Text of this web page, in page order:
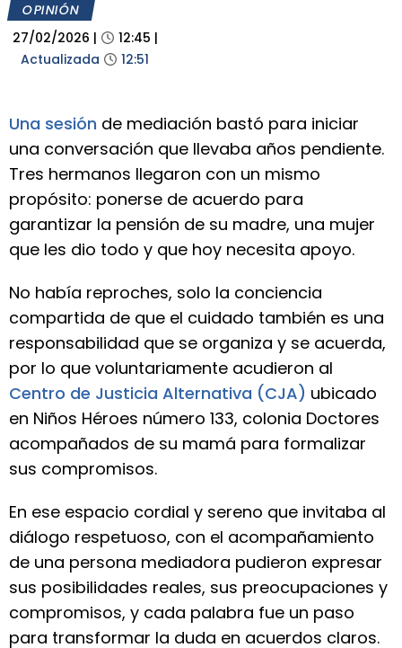
OPINIÓN
27/02/2026 | 12:45 |
Actualizada
12:51
Una sesión de mediación bastó para iniciar
una conversación que llevaba años pendiente.
Tres hermanos llegaron con un mismo
propósito: ponerse de acuerdo para
garantizar la pensión de su madre, una mujer
que les dio todo y que hoy necesita apoyo.
No había reproches, solo la conciencia
compartida de que el cuidado también es una
responsabilidad que se organiza y se acuerda,
por lo que voluntariamente acudieron al
Centro de Justicia Alternativa (CJA) ubicado
en Niños Héroes número 133, colonia Doctores
acompañados de su mamá para formalizar
sus compromisos.
En ese espacio cordial y sereno que invitaba al
diálogo respetuoso, con el acompañamiento
de una persona mediadora pudieron expresar
sus posibilidades reales, sus preocupaciones y
compromisos, y cada palabra fue un paso
para transformar la duda en acuerdos claros.